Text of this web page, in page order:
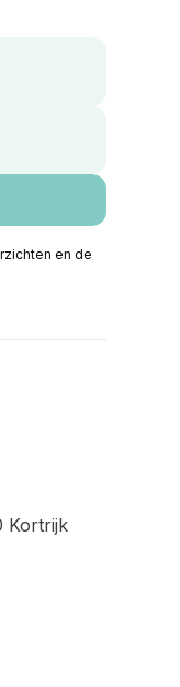
en de
Kortrijk